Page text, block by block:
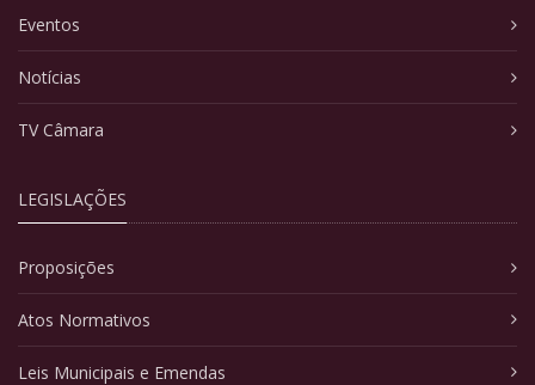
Eventos
Notícias
TV Câmara
LEGISLAÇÕES
Proposições
Atos Normativos
Leis Municipais e Emendas